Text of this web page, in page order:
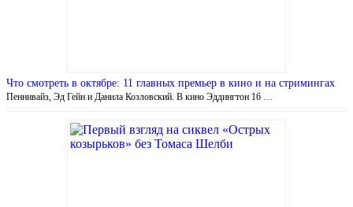
Что смотреть в октябре: 11 главных премьер в кино и на стримингах
Пеннивайз, Эд Гейн и Данила Козловский. В кино Эддингтон 16 …